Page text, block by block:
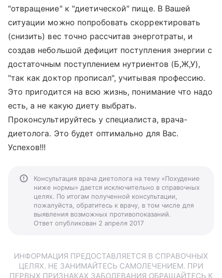
"отвращение" к "диетической" пище. В Вашей
ситуации можно попробовать скорректировать
(снизить) вес точно рассчитав энерготраты, и
создав небольшой дефицит поступления энергии с
достаточным поступлением нутриентов (Б,Ж,У),
"так как доктор прописал", учитывая профессию.
Это пригодится на всю жизнь, понимание что надо
есть, а не какую диету выбрать.
Проконсультируйтесь у специалиста, врача-
диетолога. Это будет оптимально для Вас.
Успехов!!!
Консультация врача диетолога на тему «Похудение
ниже нормы» дается исключительно в справочных
целях. По итогам полученной консультации,
пожалуйста, обратитесь к врачу, в том числе для
выявления возможных противопоказаний.
Ответ опубликован 2 апреля 2017
ИНФОРМАЦИЯ ПРЕДОСТАВЛЯЕТСЯ В СПРАВОЧНЫХ
ЦЕЛЯХ. НЕ ЗАНИМАЙТЕСЬ САМОЛЕЧЕНИЕМ. ПРИ
ПЕРВЫХ ПРИЗНАКАХ ЗАБОЛЕВАНИЯ ОБРАЩАЙТЕСЬ К